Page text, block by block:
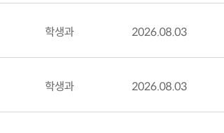
학생과 2026.08.03
학생과 2026.08.03